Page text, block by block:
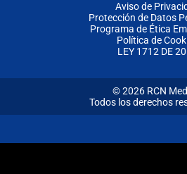
Aviso de
Protección de Datos
Programa de Ética
Política de
LEY 1712 DE
© 2026 RCN
Todos los derechos